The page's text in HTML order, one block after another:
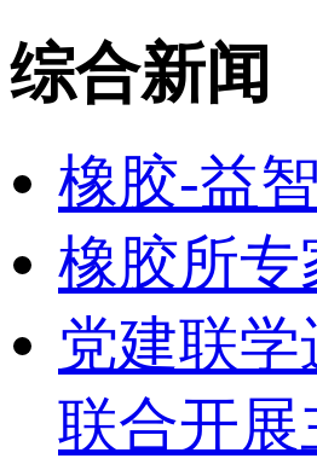
综合新闻
橡胶-益
橡胶所
党建联
联合开